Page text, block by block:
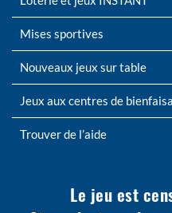
Mises sportives
Nouveaux jeux sur table
Jeux aux centres de
Trouver de l’aide
Le jeu est